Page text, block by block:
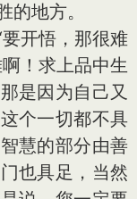
地方。
开悟，那很难
！求上品中生
是因为自己又
个一切都不具
慧的部分由善
也具足，当然